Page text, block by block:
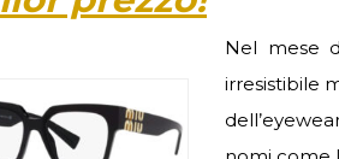
Nel mese
irresistibile